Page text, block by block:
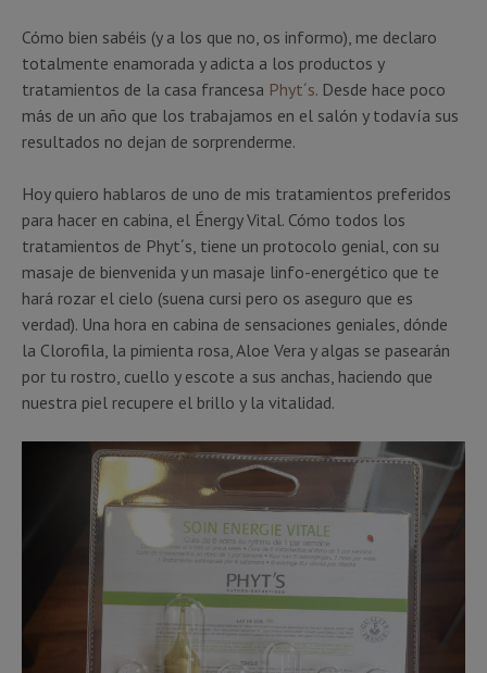
Cómo bien sabéis (y a los que no, os informo), me declaro
totalmente enamorada y adicta a los productos y
tratamientos de la casa francesa Phyt´s. Desde hace poco
más de un año que los trabajamos en el salón y todavía sus
resultados no dejan de sorprenderme.
Hoy quiero hablaros de uno de mis tratamientos preferidos
para hacer en cabina, el Énergy Vital. Cómo todos los
tratamientos de Phyt´s, tiene un protocolo genial, con su
masaje de bienvenida y un masaje linfo-energético que te
hará rozar el cielo (suena cursi pero os aseguro que es
verdad). Una hora en cabina de sensaciones geniales, dónde
la Clorofila, la pimienta rosa, Aloe Vera y algas se pasearán
por tu rostro, cuello y escote a sus anchas, haciendo que
nuestra piel recupere el brillo y la vitalidad.